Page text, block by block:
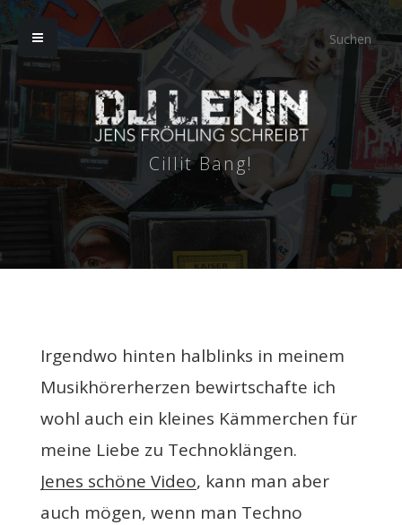
Cillit Bang!
Irgendwo hinten halblinks in meinem
Musikhörerherzen bewirtschafte ich
wohl auch ein kleines Kämmerchen für
meine Liebe zu Technoklängen.
Jenes schöne Video, kann man aber
auch mögen, wenn man Techno